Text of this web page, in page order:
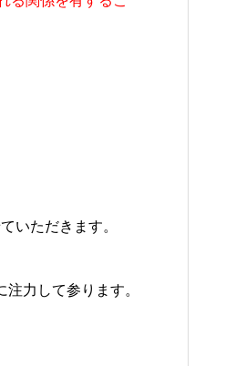
いただきます。
力して参ります。